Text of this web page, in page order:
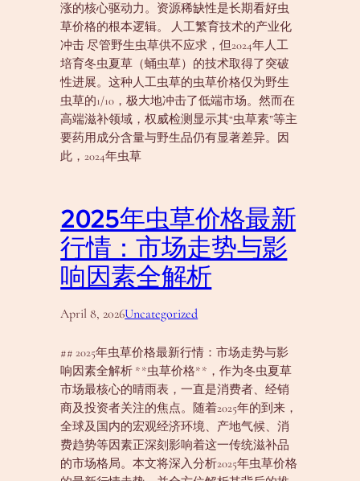
涨的核心驱动力。资源稀缺性是长期看好虫
草价格的根本逻辑。 人工繁育技术的产业化
冲击 尽管野生虫草供不应求，但2024年人工
培育冬虫夏草（蛹虫草）的技术取得了突破
性进展。这种人工虫草的虫草价格仅为野生
虫草的1/10，极大地冲击了低端市场。然而在
高端滋补领域，权威检测显示其“虫草素”等主
要药用成分含量与野生品仍有显著差异。因
此，2024年虫草
2025年虫草价格最新
行情：市场走势与影
响因素全解析
April 8, 2026Uncategorized
## 2025年虫草价格最新行情：市场走势与影
响因素全解析 **虫草价格**，作为冬虫夏草
市场最核心的晴雨表，一直是消费者、经销
商及投资者关注的焦点。随着2025年的到来，
全球及国内的宏观经济环境、产地气候、消
费趋势等因素正深刻影响着这一传统滋补品
的市场格局。本文将深入分析2025年虫草价格